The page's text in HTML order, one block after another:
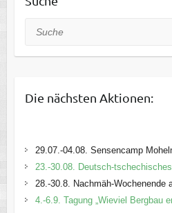
Suche
Die nächsten Aktionen:
29.07.-04.08. Sensencamp
23.-30.08. Deutsch-
28.-30.8. Nachmäh-Wochenende
4.-6.9. Tagung „Wieviel Bergbau